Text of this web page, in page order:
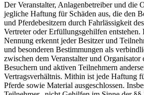
Der Veranstalter, Anlagenbetreiber und die
jegliche Haftung für Schäden aus, die den
und Pferdebesitzern durch Fahrlässigkeit
Vertreter oder Erfüllungsgehilfen entstehen.
Nennung erkennt jeder Besitzer und
und besonderen Bestimmungen als
zwischen dem Veranstalter und Organisator
Besuchern und aktiven Teilnehmern
Vertragsverhältnis. Mithin ist jede Haftung
Pferde sowie Material ausgeschlossen.